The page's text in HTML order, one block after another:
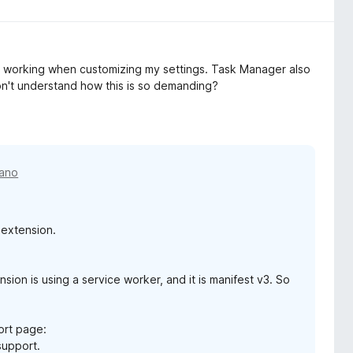
when customizing my settings. Task Manager also
understand how this is so demanding?
is using a service worker, and it is manifest v3. So
page: